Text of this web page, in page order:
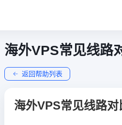
海外VPS常见线路
返回帮助列表
海外VPS常见线路对